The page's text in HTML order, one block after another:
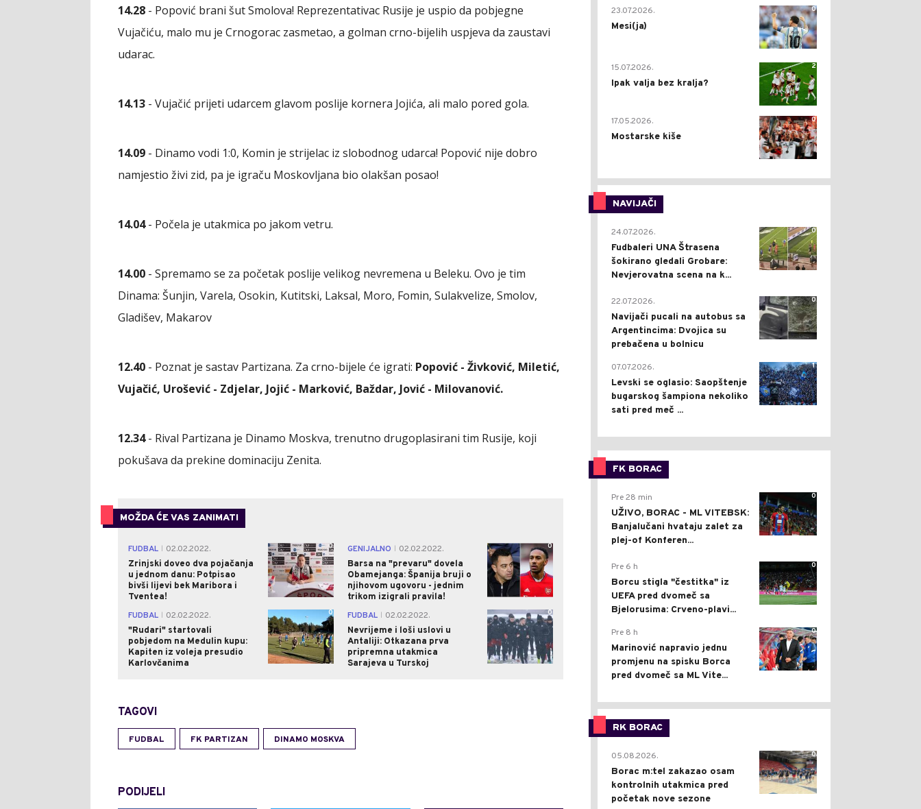
14.28 - Popović brani šut Smolova! Reprezentativac Rusije je uspio da pobjegne
Vujačiću, malo mu je Crnogorac zasmetao, a golman crno-bijelih uspjeva da zaustavi
udarac.
14.13 - Vujačić prijeti udarcem glavom poslije kornera Jojića, ali malo pored gola.
14.09 - Dinamo vodi 1:0, Komin je strijelac iz slobodnog udarca! Popović nije dobro
namjestio živi zid, pa je igraču Moskovljana bio olakšan posao!
14.04- Počela je utakmica po jakom vetru.
14.00 - Spremamo se za početak poslije velikog nevremena u Beleku. Ovo je tim
Dinama: Šunjin, Varela, Osokin, Kutitski, Laksal, Moro, Fomin, Sulakvelize, Smolov,
Gladišev, Makarov
12.40 - Poznat je sastav Partizana. Za crno-bijele će igrati: Popović - Živković, Miletić,
Vujačić, Urošević - Zdjelar, Jojić - Marković, Baždar, Jović - Milovanović.
12.34- Rival Partizana je Dinamo Moskva, trenutno drugoplasirani tim Rusije, koji
pokušava da prekine dominaciju Zenita.
MOŽDA ĆE VAS ZANIMATI
FUDBAL
02.02.2022.
Zrinjski doveo dva pojačanja
u jednom danu: Potpisao
bivši lijevi bek Maribora i
Tventea!
0 GENIJALNO
02.02.2022.
Barsa na "prevaru" dovela
Obamejanga: Španija bruji o
njihovom ugovoru - jednim
trikom izigrali pravila!
0
FUDBAL
02.02.2022.
"Rudari" startovali
pobjedom na Medulin kupu:
Kapiten iz voleja presudio
Karlovčanima
0 FUDBAL
02.02.2022.
Nevrijeme i loši uslovi u
Antaliji: Otkazana prva
pripremna utakmica
Sarajeva u Turskoj
0
TAGOVI
FUDBAL FK PARTIZAN DINAMO MOSKVA
PODIJELI
0
23.07.2026.
Mesi(ja)
2
15.07.2026.
Ipak valja bez kralja?
0
17.05.2026.
Mostarske kiše
NAVIJAČI
0
24.07.2026.
Fudbaleri UNA Štrasena
šokirano gledali Grobare:
Nevjerovatna scena na k...
0
22.07.2026.
Navijači pucali na autobus sa
Argentincima: Dvojica su
prebačena u bolnicu
1
07.07.2026.
Levski se oglasio: Saopštenje
bugarskog šampiona nekoliko
sati pred meč ...
FK BORAC
0
Pre 28 min
UŽIVO, BORAC - ML VITEBSK:
Banjalučani hvataju zalet za
plej-of Konferen...
0
Pre 6 h
Borcu stigla "čestitka" iz
UEFA pred dvomeč sa
Bjelorusima: Crveno-plavi...
0
Pre 8 h
Marinović napravio jednu
promjenu na spisku Borca
pred dvomeč sa ML Vite...
RK BORAC
0
05.08.2026.
Borac m:tel zakazao osam
kontrolnih utakmica pred
početak nove sezone